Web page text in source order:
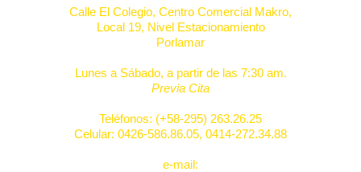
Calle El Colegio, Centro Comercial Makro,
Local 19, Nivel Estacionamiento
Porlamar
Lunes a Sábado, a partir de las 7:30 am.
Previa Cita
Teléfonos: (+58-295) 263.26.25
Celular: 0426-586.86.05, 0414-272.34.88
e-mail: